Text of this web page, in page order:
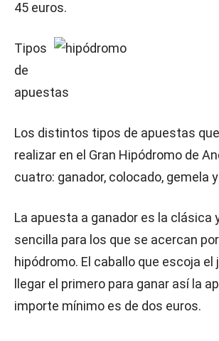
45 euros.
Tipos
de
apuestas
Los distintos tipos de apuestas
realizar en el Gran Hipódromo de
cuatro: ganador, colocado, gemela
La apuesta a ganador es la clásica
sencilla para los que se acercan
hipódromo. El caballo que escoja el
llegar el primero para ganar así la
importe mínimo es de dos euros.